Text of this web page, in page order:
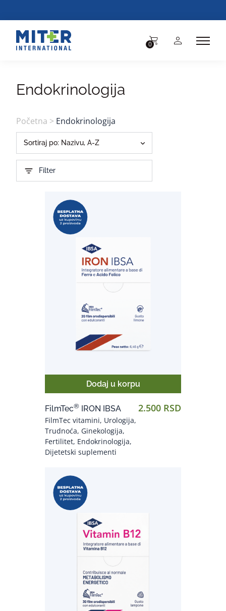
0
Endokrinologija
Početna > Endokrinologija
Sortiraj po: Nazivu, A-Z
Ceni, Manja-Veća
Ceni, Veća-Manja
Filter
Dodaj u korpu
FilmTec®
IRON IBSA
FilmTec vitamini, Urologija,
Trudnoća, Ginekologija,
Fertilitet, Endokrinologija,
Dijetetski suplementi
2.500 RSD